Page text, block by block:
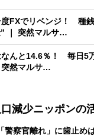
度FXでリベンジ！ 種
｜ 突然マルサ…
なんと14.6％！ 毎日5
突然マルサ…
減少ニッポンの
警察官離れ」に歯止め